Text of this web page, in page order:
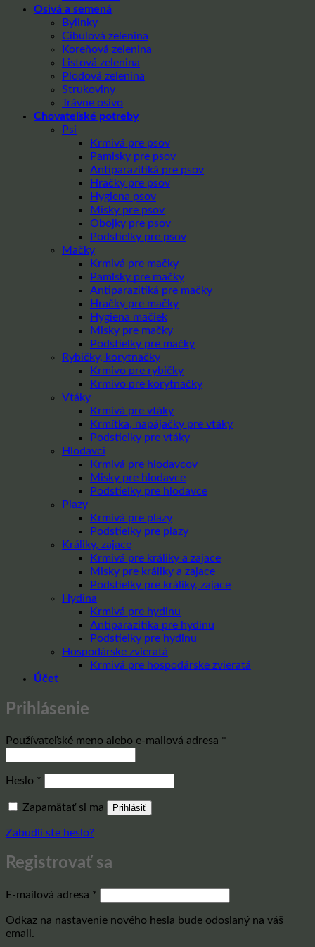
Osivá a semená
Bylinky
Cibulová zelenina
Koreňová zelenina
Listová zelenina
Plodová zelenina
Strukoviny
Trávne osivo
Chovateľské potreby
Psi
Krmivá pre psov
Pamlsky pre psov
Antiparazitiká pre psov
Hračky pre psov
Hygiena psov
Misky pre psov
Obojky pre psov
Podstielky pre psov
Mačky
Krmivá pre mačky
Pamlsky pre mačky
Antiparazitiká pre mačky
Hračky pre mačky
Hygiena mačiek
Misky pre mačky
Podstielky pre mačky
Rybičky, korytnačky
Krmivo pre rybičky
Krmivo pre korytnačky
Vtáky
Krmivá pre vtáky
Krmítka, napájačky pre vtáky
Podstielky pre vtáky
Hlodavci
Krmivá pre hlodavcov
Misky pre hlodavce
Podstielky pre hlodavce
Plazy
Krmivá pre plazy
Podstielky pre plazy
Králiky, zajace
Krmivá pre králiky a zajace
Misky pre králiky a zajace
Podstielky pre králiky, zajace
Hydina
Krmivá pre hydinu
Antiparazitika pre hydinu
Podstielky pre hydinu
Hospodárske zvieratá
Krmivá pre hospodárske zvieratá
Účet
Prihlásenie
Používateľské meno alebo e-mailová adresa *
Heslo *
Zapamätať si ma Prihlásiť
Zabudli ste heslo?
Registrovať sa
E-mailová adresa *
Odkaz na nastavenie nového hesla bude odoslaný na váš
email.